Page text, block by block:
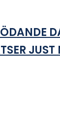
JUST